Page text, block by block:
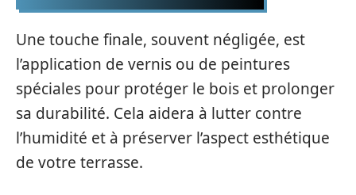
Une touche finale, souvent négligée, est
l’application de vernis ou de peintures
spéciales pour protéger le bois et prolonger
sa durabilité. Cela aidera à lutter contre
l’humidité et à préserver l’aspect esthétique
de votre terrasse.